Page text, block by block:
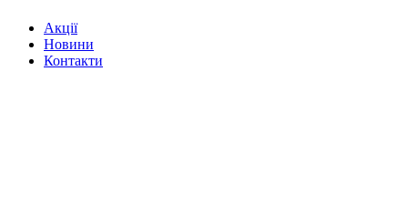
Акції
Новини
Контакти